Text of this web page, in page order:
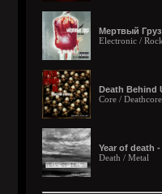
Мертвый
Electronic /
Death Behind
Core /
Year of death -
Death / Metal